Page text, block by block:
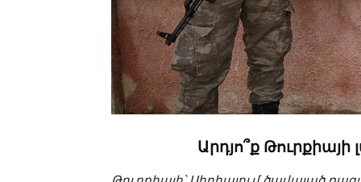
Արդյո՞ք